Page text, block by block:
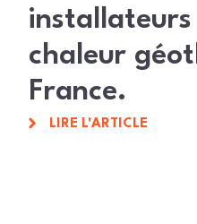
chaleur
France.
LIRE L'ARTICLE